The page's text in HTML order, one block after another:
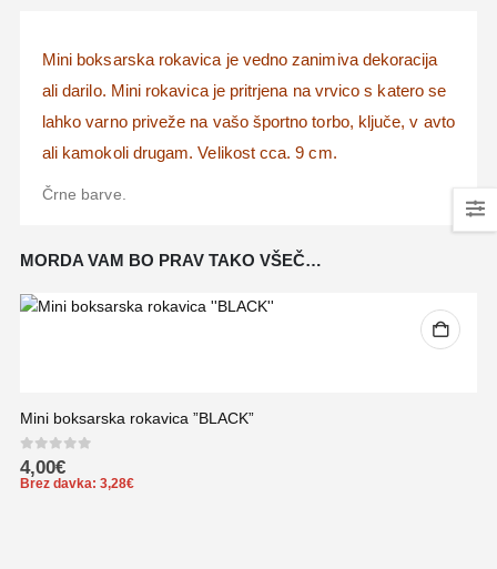
Mini boksarska rokavica je vedno zanimiva dekoracija
ali darilo. Mini rokavica je pritrjena na vrvico s katero se
lahko varno priveže na vašo športno torbo, ključe, v avto
ali kamokoli drugam. Velikost cca. 9 cm.
Črne barve.
MORDA VAM BO PRAV TAKO VŠEČ…
Mini boksarska rokavica ”BLACK”
0out of 5
4,00€
Brez davka: 3,28€